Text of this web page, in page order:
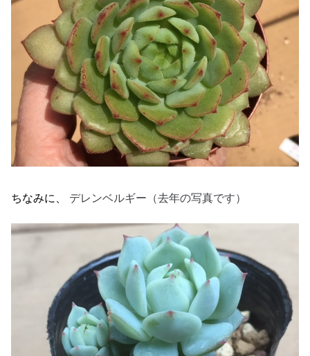
ちなみに、 デレンベルギー（去年の写真です）